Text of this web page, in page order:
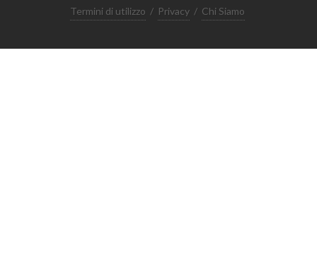
Termini di utilizzo / Privacy / Chi Siamo